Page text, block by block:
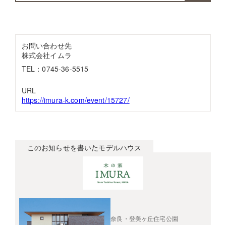
お問い合わせ先
株式会社イムラ
TEL：0745-36-5515
URL
https://imura-k.com/event/15727/
このお知らせを書いたモデルハウス
奈良・登美ヶ丘住宅公園